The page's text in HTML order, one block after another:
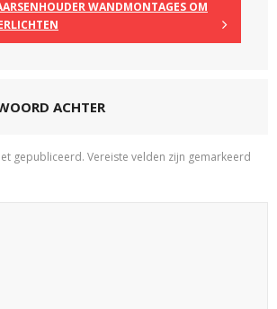
WANDMONTAGES OM
ACHTER
gepubliceerd. Vereiste velden zijn gemarkeerd